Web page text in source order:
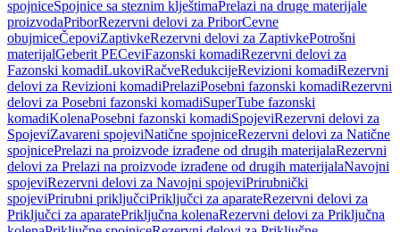
spojniceSpojnice sa steznim klještimaPrelazi na druge materijale
proizvodaPriborRezervni delovi za PriborCevne
obujmiceČepoviZaptivkeRezervni delovi za ZaptivkePotrošni
materijalGeberit PECeviFazonski komadiRezervni delovi za
Fazonski komadiLukoviRačveRedukcijeRevizioni komadiRezervni
delovi za Revizioni komadiPrelaziPosebni fazonski komadiRezervni
delovi za Posebni fazonski komadiSuperTube fazonski
komadiKolenaPosebni fazonski komadiSpojeviRezervni delovi za
SpojeviZavareni spojeviNatične spojniceRezervni delovi za Natične
spojnicePrelazi na proizvode izrađene od drugih materijalaRezervni
delovi za Prelazi na proizvode izrađene od drugih materijalaNavojni
spojeviRezervni delovi za Navojni spojeviPrirubnički
spojeviPrirubni priključciPriključci za aparateRezervni delovi za
Priključci za aparatePriključna kolenaRezervni delovi za Priključna